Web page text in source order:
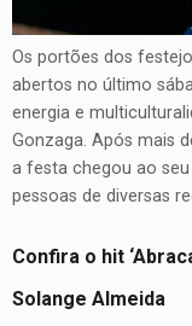
Os portões dos
abertos no último
energia e
Gonzaga. Após mais
a festa chegou ao
pessoas de diversas
Confira o hit
Solange Almeida